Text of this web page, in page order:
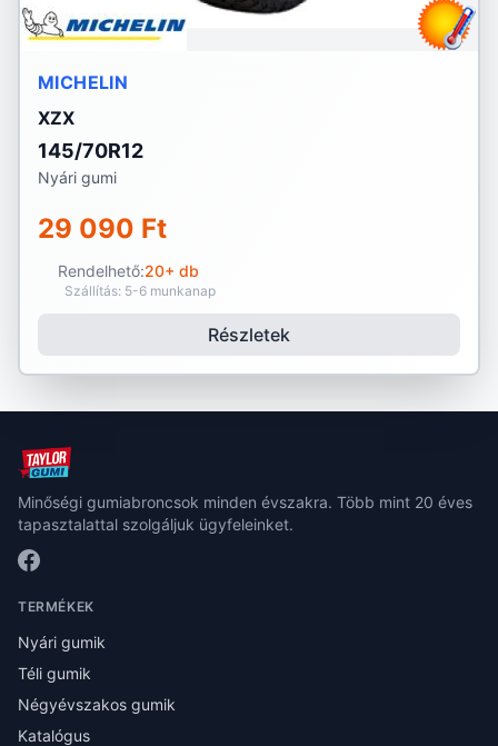
MICHELIN
XZX
145/70R12
Nyári gumi
29 090 Ft
Rendelhető:20+ db
Szállítás: 5-6 munkanap
Részletek
Minőségi gumiabroncsok minden évszakra. Több mint 20 éves
tapasztalattal szolgáljuk ügyfeleinket.
TERMÉKEK
Nyári gumik
Téli gumik
Négyévszakos gumik
Katalógus